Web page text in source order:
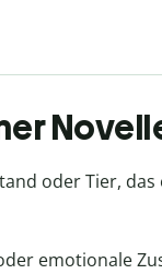
oder Tier,
emotionale